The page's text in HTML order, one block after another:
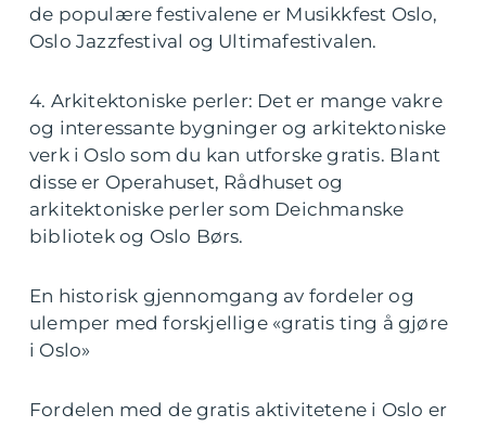
de populære festivalene er Musikkfest Oslo,
Oslo Jazzfestival og Ultimafestivalen.
4. Arkitektoniske perler: Det er mange vakre
og interessante bygninger og arkitektoniske
verk i Oslo som du kan utforske gratis. Blant
disse er Operahuset, Rådhuset og
arkitektoniske perler som Deichmanske
bibliotek og Oslo Børs.
En historisk gjennomgang av fordeler og
ulemper med forskjellige «gratis ting å gjøre
i Oslo»
Fordelen med de gratis aktivitetene i Oslo er